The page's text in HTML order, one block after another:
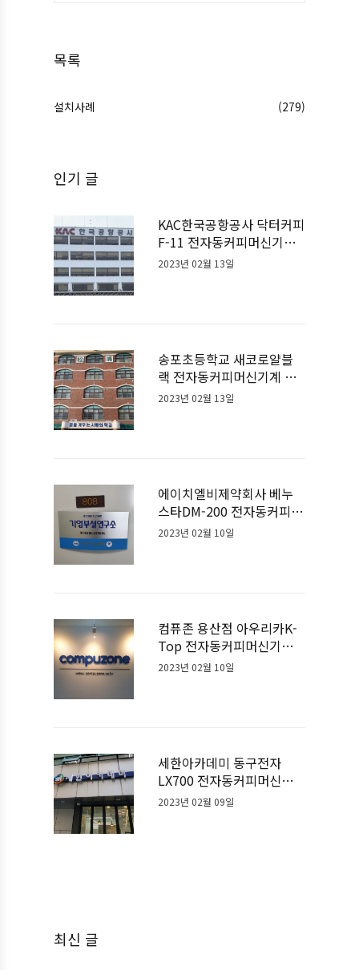
목록
설치사례 (279)
인기 글
KAC한국공항공사 닥터커피
F-11 전자동커피머신기계
설치사례
2023년 02월 13일
송포초등학교 새코로얄블
랙 전자동커피머신기계 설
치사례
2023년 02월 13일
에이치엘비제약회사 베누
스타DM-200 전자동커피머
신기계 설치사례
2023년 02월 10일
컴퓨존 용산점 아우리카K-
Top 전자동커피머신기계
설치사례
2023년 02월 10일
세한아카데미 동구전자
LX700 전자동커피머신기
계 설치사례
2023년 02월 09일
최신 글